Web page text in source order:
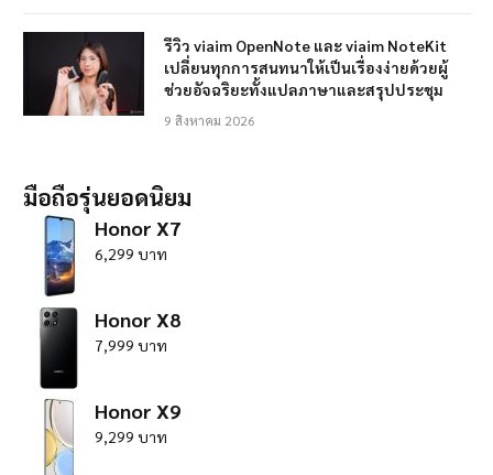
รีวิว viaim OpenNote และ viaim NoteKit
เปลี่ยนทุกการสนทนาให้เป็นเรื่องง่ายด้วยผู้
ช่วยอัจฉริยะทั้งแปลภาษาและสรุปประชุม
9 สิงหาคม 2026
มือถือรุ่นยอดนิยม
Honor X7
6,299 บาท
Honor X8
7,999 บาท
Honor X9
9,299 บาท